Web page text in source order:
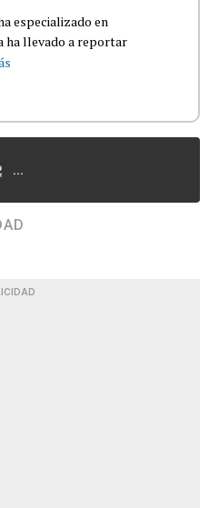
especializado en
ha llevado a reportar
...